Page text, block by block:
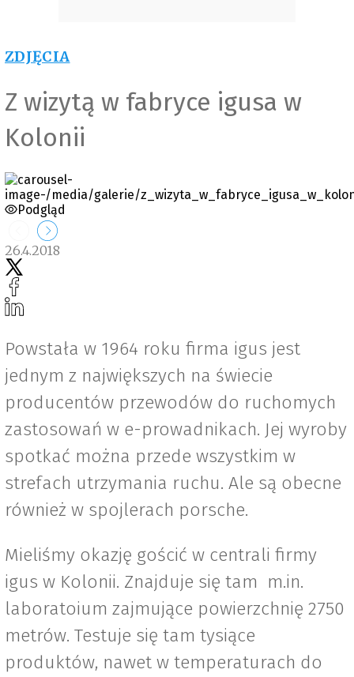
ZDJĘCIA
Z wizytą w fabryce igusa w
Kolonii
Podgląd
26.4.2018
Powstała w 1964 roku firma igus jest
jednym z największych na świecie
producentów przewodów do ruchomych
zastosowań w e-prowadnikach. Jej wyroby
spotkać można przede wszystkim w
strefach utrzymania ruchu. Ale są obecne
również w spojlerach porsche.
Mieliśmy okazję gościć w centrali firmy
igus w Kolonii. Znajduje się tam m.in.
laboratoium zajmujące powierzchnię 2750
metrów. Testuje się tam tysiące
produktów, nawet w temperaturach do